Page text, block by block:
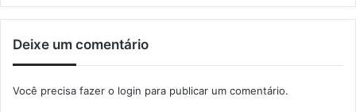
s
e
p
o
Deixe um comentário
Você precisa fazer o login para publicar um comentário.